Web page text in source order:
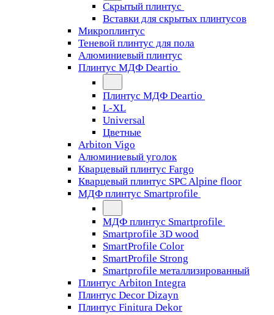
Скрытый плинтус
Вставки для скрытых плинтусов
Микроплинтус
Теневой плинтус для пола
Алюминиевый плинтус
Плинтус МДФ Deartio
Плинтус МДФ Deartio
L-XL
Universal
Цветные
Arbiton Vigo
Алюминиевый уголок
Кварцевый плинтус Fargo
Кварцевый плинтус SPC Alpine floor
МДФ плинтус Smartprofile
МДФ плинтус Smartprofile
Smartprofile 3D wood
SmartProfile Color
SmartProfile Strong
Smartprofile металлизированный
Плинтус Arbiton Integra
Плинтус Decor Dizayn
Плинтус Finitura Dekor